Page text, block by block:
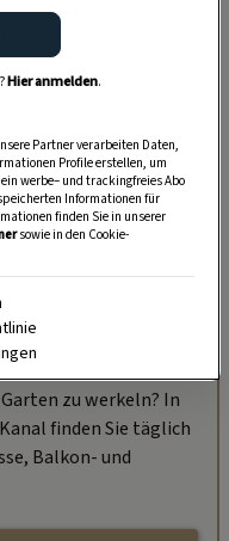
zu werkeln? In
finden Sie täglich
Balkon- und
Hier anmelden.
Partner verarbeiten Daten,
Profile erstellen, um
werbe– und trackingfreies Abo
Informationen für
finden Sie in unserer
sowie in den Cookie-